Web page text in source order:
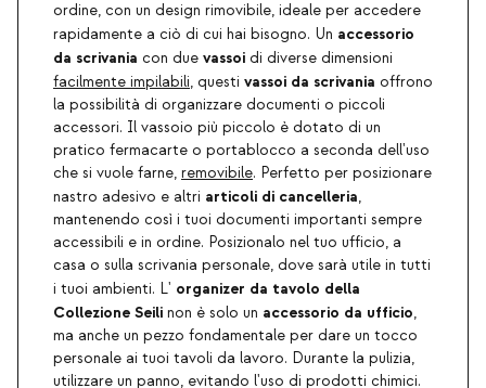
ordine, con un design rimovibile, ideale per accedere
rapidamente a ciò di cui hai bisogno. Un accessorio
da scrivania con due vassoi di diverse dimensioni
facilmente impilabili, questi vassoi da scrivania offrono
la possibilità di organizzare documenti o piccoli
accessori. Il vassoio più piccolo è dotato di un
pratico fermacarte o portablocco a seconda dell'uso
che si vuole farne, removibile. Perfetto per posizionare
nastro adesivo e altri articoli di cancelleria,
mantenendo così i tuoi documenti importanti sempre
accessibili e in ordine. Posizionalo nel tuo ufficio, a
casa o sulla scrivania personale, dove sarà utile in tutti
i tuoi ambienti. L' organizer da tavolo della
Collezione Seili non è solo un accessorio da ufficio,
ma anche un pezzo fondamentale per dare un tocco
personale ai tuoi tavoli da lavoro. Durante la pulizia,
utilizzare un panno, evitando l'uso di prodotti chimici.